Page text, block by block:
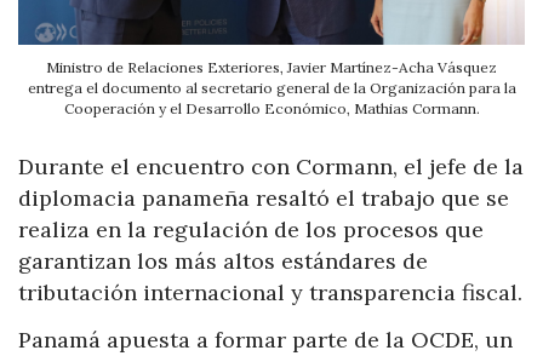
Ministro de Relaciones Exteriores, Javier Martínez-Acha Vásquez
entrega el documento al secretario general de la Organización para la
Cooperación y el Desarrollo Económico, Mathias Cormann.
Durante el encuentro con Cormann, el jefe de la
diplomacia panameña resaltó el trabajo que se
realiza en la regulación de los procesos que
garantizan los más altos estándares de
tributación internacional y transparencia fiscal.
Panamá apuesta a formar parte de la OCDE, un